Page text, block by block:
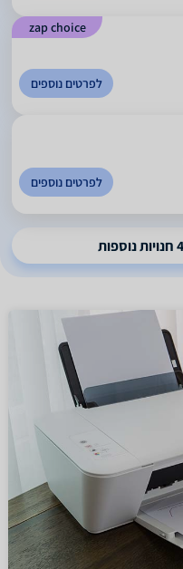
zap choice
לפרטים נוספים
לפרטים נוספים